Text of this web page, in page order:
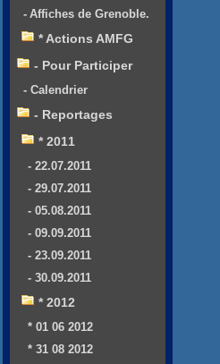
- Affiches de Grenoble.
* Actions AMFG
- Pour Participer
- Calendrier
- Reportages
* 2011
- 22.07.2011
- 29.07.2011
- 05.08.2011
- 09.09.2011
- 23.09.2011
- 30.09.2011
* 2012
* 01 06 2012
* 31 08 2012